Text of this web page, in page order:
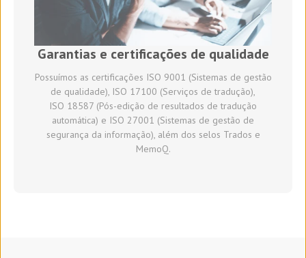
Garantias e certificações de qualidade
Possuímos as certificações ISO 9001 (Sistemas de gestão
de qualidade), ISO 17100 (Serviços de tradução),
ISO 18587 (Pós-edição de resultados de tradução
automática) e ISO 27001 (Sistemas de gestão de
segurança da informação), além dos selos Trados e
MemoQ.